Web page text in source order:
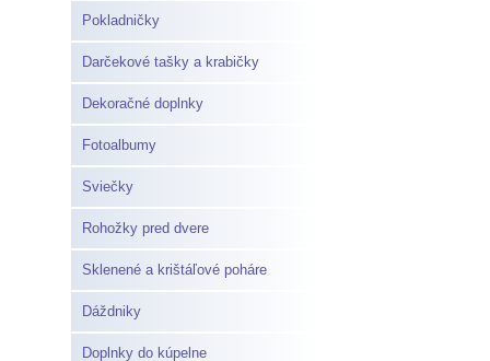
Pokladničky
Darčekové tašky a krabičky
Dekoračné doplnky
Fotoalbumy
Sviečky
Rohožky pred dvere
Sklenené a krištáľové poháre
Dáždniky
Doplnky do kúpelne